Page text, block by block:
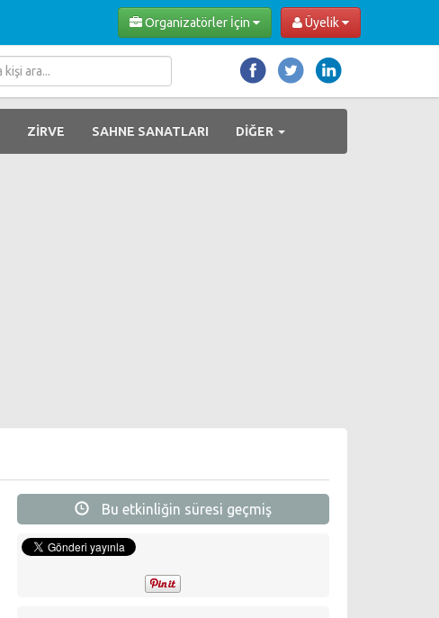
Üyelik
Organizatörler İçin
ZİRVE SAHNE SANATLARI DİĞER
Bu etkinliğin süresi geçmiş